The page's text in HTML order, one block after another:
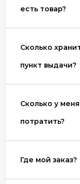
есть товар?
Сколько
пункт выдачи?
Сколько у
потратить?
Где мой заказ?